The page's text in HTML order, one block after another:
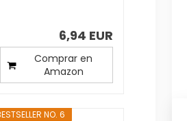
6,94 EUR
Comprar en
Amazon
NO. 6